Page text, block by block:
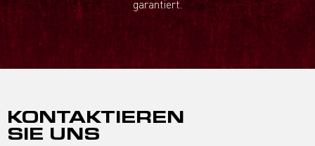
garantiert.
KONTAKTIEREN
SIE UNS